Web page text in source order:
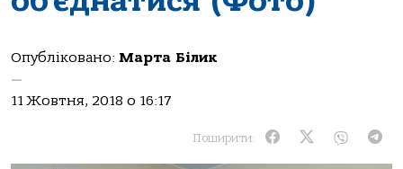
Опубліковано: Марта Білик
—
11 Жовтня, 2018 о 16:17
Поширити: